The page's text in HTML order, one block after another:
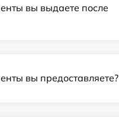
вы выдаете после
вы предоставляете?